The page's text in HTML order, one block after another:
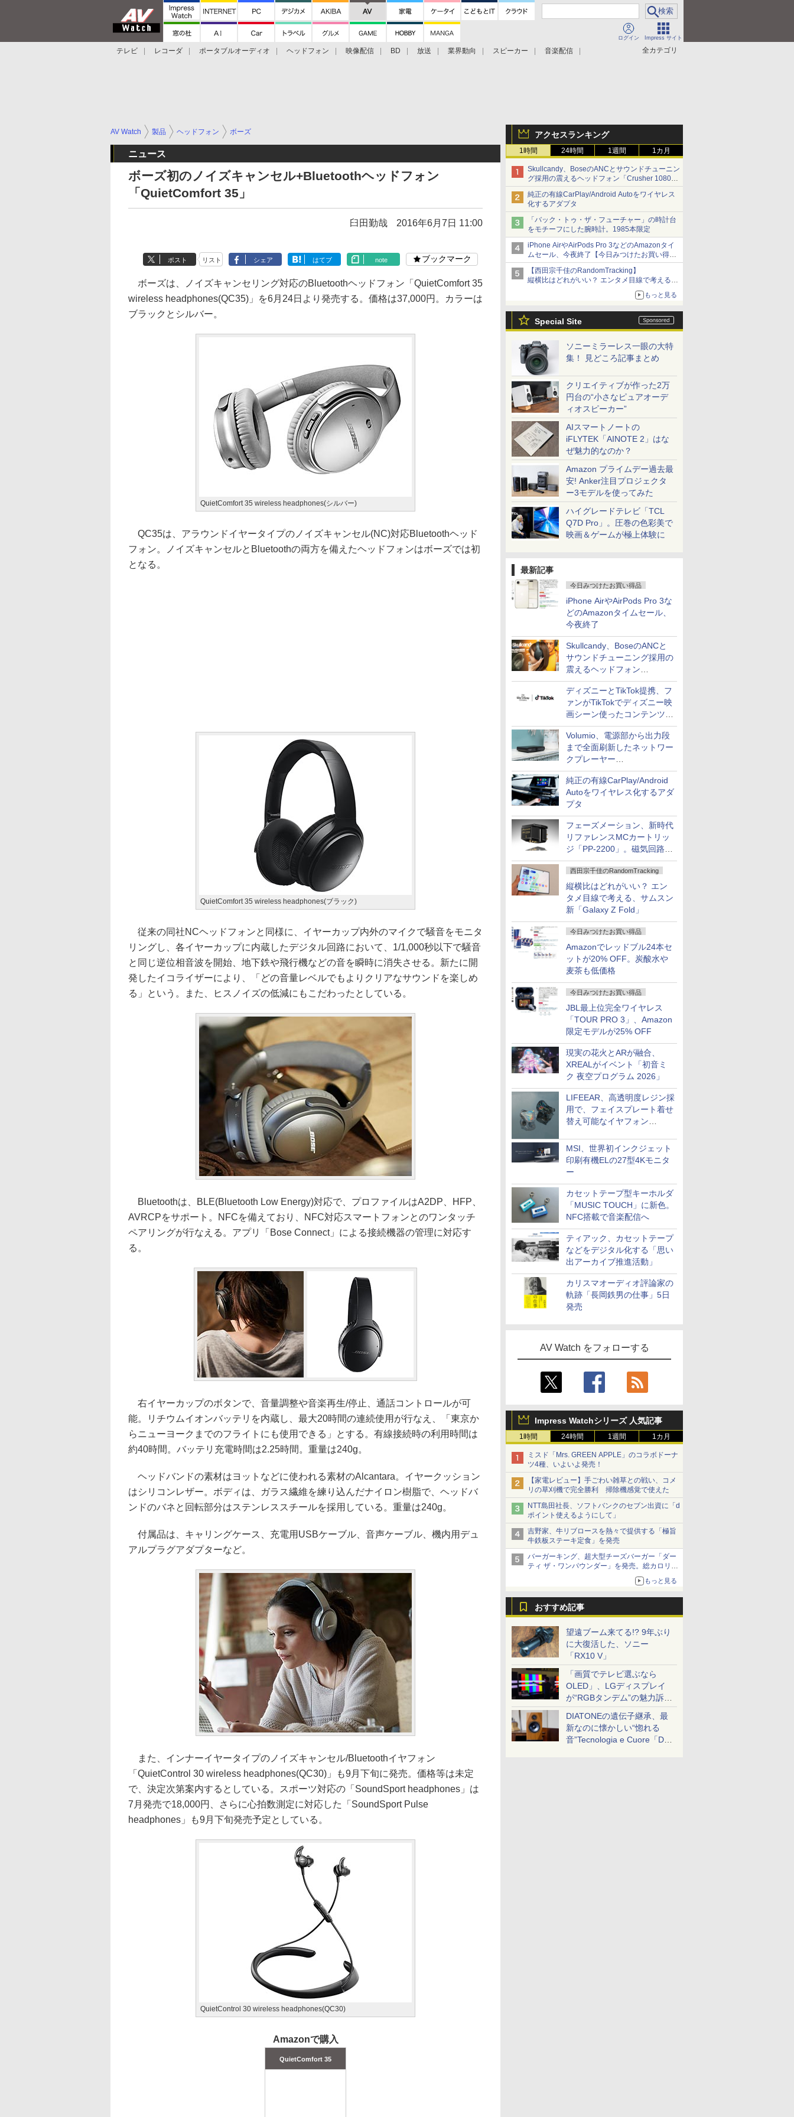
ログイン Impress サイト
全カテゴリ
テレビ レコーダ ポータブルオーディオ ヘッドフォン 映像配信 BD 放送 業界動向 スピーカー
音楽配信
アクセスランキング
1時間 24時間 1週間 1カ月
Skullcandy、BoseのANCとサウンドチューニン
グ採用の震えるヘッドフォン「Crusher 1080
ANC」
純正の有線CarPlay/Android Autoをワイヤレス
化するアダプタ
「バック・トゥ・ザ・フューチャー」の時計台
をモチーフにした腕時計。1985本限定
iPhone AirやAirPods Pro 3などのAmazonタイ
ムセール、今夜終了【今日みつけたお買い得
品】
【西田宗千佳のRandomTracking】
縦横比はどれがいい？ エンタメ目線で考える、
もっと見る
Special Site
ソニーミラーレス一眼の大特
集！ 見どころ記事まとめ
クリエイティブが作った2万
円台の“小さなピュアオーデ
ィオスピーカー”
AIスマートノートの
iFLYTEK「AINOTE 2」はな
ぜ魅力的なのか？
Amazon プライムデー過去最
安! Anker注目プロジェクタ
ー3モデルを使ってみた
ハイグレードテレビ「TCL
Q7D Pro」。圧巻の色彩美で
映画＆ゲームが極上体験に
最新記事
今日みつけたお買い得品
iPhone AirやAirPods Pro 3な
どのAmazonタイムセール、
今夜終了
Skullcandy、BoseのANCと
サウンドチューニング採用の
震えるヘッドフォン
「Crusher 1080 ANC」
ディズニーとTikTok提携、フ
ァンがTikTokでディズニー映
画シーン使ったコンテンツ制
作、Disney+にも配信
Volumio、電源部から出力段
まで全面刷新したネットワー
クプレーヤー
「Primo（2026）」
純正の有線CarPlay/Android
Autoをワイヤレス化するアダ
プタ
フェーズメーション、新時代
リファレンスMCカートリッ
ジ「PP-2200」。磁気回路や
ハウジングを根本から見直し
西田宗千佳のRandomTracking
縦横比はどれがいい？ エン
タメ目線で考える、サムスン
新「Galaxy Z Fold」
今日みつけたお買い得品
Amazonでレッドブル24本セ
ットが20% OFF。炭酸水や
麦茶も低価格
今日みつけたお買い得品
JBL最上位完全ワイヤレス
「TOUR PRO 3」、Amazon
限定モデルが25% OFF
現実の花火とARが融合、
XREALがイベント「初音ミ
ク 夜空プログラム 2026」
LIFEEAR、高透明度レジン採
用で、フェイスプレート着せ
替え可能なイヤフォン
MSI、世界初インクジェット
印刷有機ELの27型4Kモニタ
ー
カセットテープ型キーホルダ
「MUSIC TOUCH」に新色。
NFC搭載で音楽配信へ
ティアック、カセットテープ
などをデジタル化する「思い
出アーカイブ推進活動」
カリスマオーディオ評論家の
軌跡「長岡鉄男の仕事」5日
発売
AV Watch をフォローする
Impress Watchシリーズ 人気記事
1時間 24時間 1週間 1カ月
ミスド「Mrs. GREEN APPLE」のコラボドーナ
ツ4種、いよいよ発売！
【家電レビュー】手ごわい雑草との戦い、コメ
リの草刈機で完全勝利 掃除機感覚で使えた
NTT島田社長、ソフトバンクのセブン出資に「d
ポイント使えるようにして」
吉野家、牛リブロースを熱々で提供する「極旨
牛鉄板ステーキ定食」を発売
バーガーキング、超大型チーズバーガー「ダー
ティ ザ・ワンパウンダー」を発売。総カロリー
もっと見る
おすすめ記事
望遠ブーム来てる!? 9年ぶり
に大復活した、ソニー
「RX10 V」
「画質でテレビ選ぶなら
OLED」、LGディスプレイ
が“RGBタンデム”の魅力訴
求。液晶とのガチ比較も
DIATONEの遺伝子継承、最
新なのに懐かしい“惚れる
音”Tecnologia e Cuore「DS-
AV Watch 製品 ヘッドフォン ボーズ
ニュース
ボーズ初のノイズキャンセル+Bluetoothヘッドフォン
「QuietComfort 35」
臼田勤哉 2016年6月7日 11:00
ポスト リスト シェア はてブ note ブックマーク
ボーズは、ノイズキャンセリング対応のBluetoothヘッドフォン「QuietComfort 35
wireless headphones(QC35)」を6月24日より発売する。価格は37,000円。カラーは
ブラックとシルバー。
QuietComfort 35 wireless headphones(シルバー)
QC35は、アラウンドイヤータイプのノイズキャンセル(NC)対応Bluetoothヘッド
フォン。ノイズキャンセルとBluetoothの両方を備えたヘッドフォンはボーズでは初
となる。
QuietComfort 35 wireless headphones(ブラック)
従来の同社NCヘッドフォンと同様に、イヤーカップ内外のマイクで騒音をモニタ
リングし、各イヤーカップに内蔵したデジタル回路において、1/1,000秒以下で騒音
と同じ逆位相音波を開始、地下鉄や飛行機などの音を瞬時に消失させる。新たに開
発したイコライザーにより、「どの音量レベルでもよりクリアなサウンドを楽しめ
る」という。また、ヒスノイズの低減にもこだわったとしている。
Bluetoothは、BLE(Bluetooth Low Energy)対応で、プロファイルはA2DP、HFP、
AVRCPをサポート。NFCを備えており、NFC対応スマートフォンとのワンタッチ
ペアリングが行なえる。アプリ「Bose Connect」による接続機器の管理に対応す
る。
右イヤーカップのボタンで、音量調整や音楽再生/停止、通話コントロールが可
能。リチウムイオンバッテリを内蔵し、最大20時間の連続使用が行なえ、「東京か
らニューヨークまでのフライトにも使用できる」とする。有線接続時の利用時間は
約40時間。バッテリ充電時間は2.25時間。重量は240g。
ヘッドバンドの素材はヨットなどに使われる素材のAlcantara。イヤークッション
はシリコンレザー。ボディは、ガラス繊維を練り込んだナイロン樹脂で、ヘッドバ
ンドのバネと回転部分はステンレススチールを採用している。重量は240g。
付属品は、キャリングケース、充電用USBケーブル、音声ケーブル、機内用デュ
アルプラグアダプターなど。
また、インナーイヤータイプのノイズキャンセル/Bluetoothイヤフォン
「QuietControl 30 wireless headphones(QC30)」も9月下旬に発売。価格等は未定
で、決定次第案内するとしている。スポーツ対応の「SoundSport headphones」は
7月発売で18,000円、さらに心拍数測定に対応した「SoundSport Pulse
headphones」も9月下旬発売予定としている。
QuietControl 30 wireless headphones(QC30)
Amazonで購入
QuietComfort 35